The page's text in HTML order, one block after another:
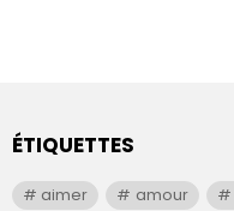
ÉTIQUETTES
aimer amour